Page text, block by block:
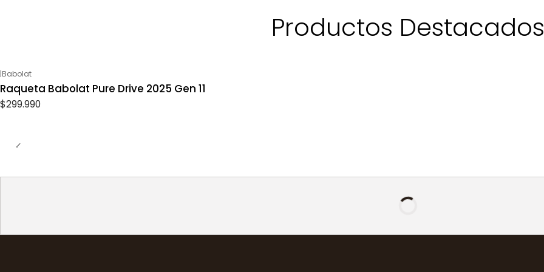
Productos Destacados
|Babolat
Raqueta Babolat Pure Drive 2025 Gen 11
$299.990